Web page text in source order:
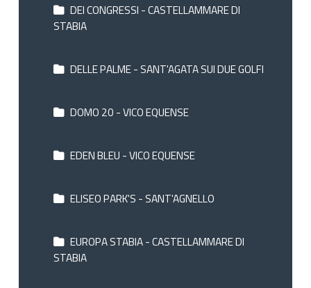
DEI CONGRESSI - CASTELLAMMARE DI
STABIA
DELLE PALME - SANT'AGATA SUI DUE GOLFI
DOMO 20 - VICO EQUENSE
EDEN BLEU - VICO EQUENSE
ELISEO PARK'S - SANT'AGNELLO
EUROPA STABIA - CASTELLAMMARE DI
STABIA